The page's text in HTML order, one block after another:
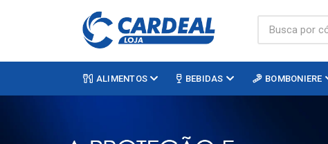
ALIMENTOS BEBIDAS BOMBONIERE